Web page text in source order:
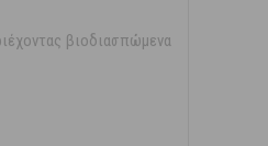
βιοδιασπώμενα